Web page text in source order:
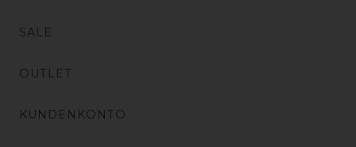
SALE
OUTLET
KUNDENKONTO